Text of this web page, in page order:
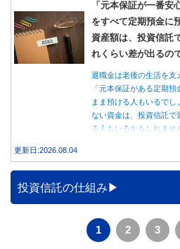
「元本保証が一番安
をすべて定期預金に
資産額は、投資信託
れくらい差が出るの
退職金は老後の生活を支
「元本保証がある定期
まま預ける人もいるで
ない資金は、投資信託で
る人もいるかもしれま
レーションします。
更新日:2026.08.04
投資信託の仕組み
1 2 3